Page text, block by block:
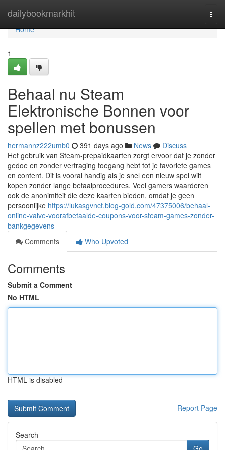
dailybookmarkhit
Home
Home
1
Behaal nu Steam
Elektronische Bonnen voor
spellen met bonussen
hermannz222umb0 391 days ago News
Discuss
Het gebruik van Steam-prepaidkaarten zorgt ervoor dat je zonder
gedoe en zonder vertraging toegang hebt tot je favoriete games
en content. Dit is vooral handig als je snel een nieuw spel wilt
kopen zonder lange betaalprocedures. Veel gamers waarderen
ook de anonimiteit die deze kaarten bieden, omdat je geen
persoonlijke https://lukasgvnct.blog-gold.com/47375006/behaal-
online-valve-voorafbetaalde-coupons-voor-steam-games-zonder-
bankgegevens
Comments
Who Upvoted
Comments
Submit a Comment
No HTML
HTML is disabled
Report Page
Search